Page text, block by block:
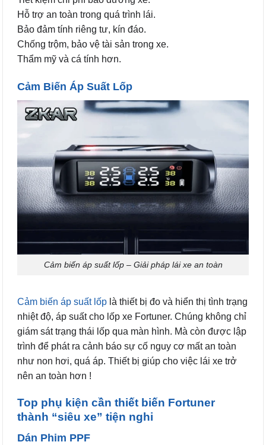
Hỗ trợ an toàn trong quá trình lái.
Bảo đảm tính riêng tư, kín đáo.
Chống trộm, bảo vệ tài sản trong xe.
Thẩm mỹ và cá tính hơn.
Cảm Biến Áp Suất Lốp
Cảm biến áp suất lốp – Giải pháp lái xe an toàn
Cảm biến áp suất lốp là thiết bị đo và hiển thị tình trạng
nhiệt độ, áp suất cho lốp xe Fortuner. Chúng không chỉ
giám sát trạng thái lốp qua màn hình. Mà còn được lập
trình để phát ra cảnh báo sự cố nguy cơ mất an toàn
như non hơi, quá áp. Thiết bị giúp cho việc lái xe trở
nên an toàn hơn !
Top phụ kiện cần thiết biến Fortuner
thành “siêu xe” tiện nghi
Dán Phim PPF